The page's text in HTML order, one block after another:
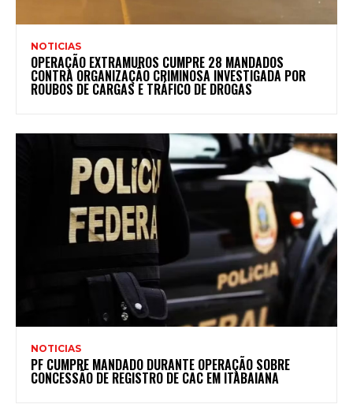
NOTICIAS
OPERAÇÃO EXTRAMUROS CUMPRE 28 MANDADOS
CONTRA ORGANIZAÇÃO CRIMINOSA INVESTIGADA POR
ROUBOS DE CARGAS E TRÁFICO DE DROGAS
NOTICIAS
PF CUMPRE MANDADO DURANTE OPERAÇÃO SOBRE
CONCESSÃO DE REGISTRO DE CAC EM ITABAIANA